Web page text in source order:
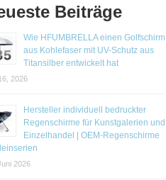
Beiträge
Wie HFUMBRELLA einen Golfschirm
aus Kohlefaser mit UV-Schutz aus
Titansilber entwickelt hat
2026
Hersteller individuell bedruckter
Regenschirme für Kunstgalerien und
Einzelhandel | OEM-Regenschirme
2026